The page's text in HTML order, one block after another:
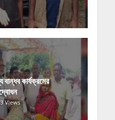
বান্ধব কার্যক্রমের
Views